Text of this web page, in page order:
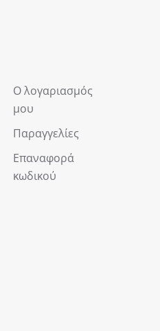
Ο λογαριασμός
μου
Παραγγελίες
Επαναφορά
κωδικού